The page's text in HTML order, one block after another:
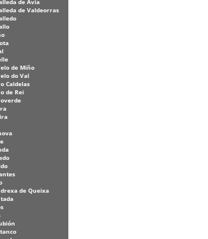
de Avia
de Valdeorras
de Miño
do Val
Caldelas
de Rei
de Queixa